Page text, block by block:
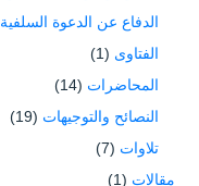
الدفاع عن الدعوة السلفية
الفتاوى (1)
المحاضرات (14)
النصائح والتوجيهات (19)
تلاوات (7)
مقالات (1)